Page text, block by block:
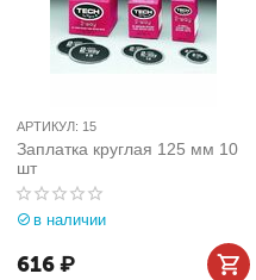
АРТИКУЛ: 15
Заплатка круглая 125 мм 10
шт
в наличии
616₽